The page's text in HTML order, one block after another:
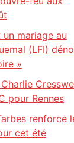
mariage au
(LFI)
»
pour Rennes
renforce
cet été